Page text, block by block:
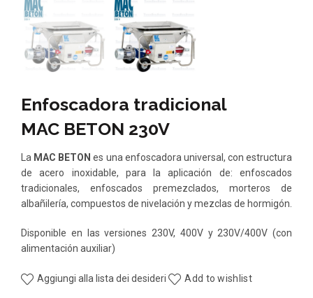
Enfoscadora tradicional
MAC BETON 230V
La MAC BETON es una enfoscadora universal, con estructura
de acero inoxidable, para la aplicación de: enfoscados
tradicionales, enfoscados premezclados, morteros de
albañilería, compuestos de nivelación y mezclas de hormigón.
Disponible en las versiones 230V, 400V y 230V/400V (con
alimentación auxiliar)
Aggiungi alla lista dei desideri Add to wishlist